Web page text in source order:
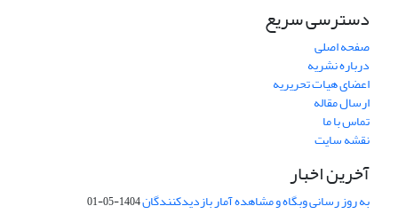
دسترسی سریع
صفحه اصلی
درباره نشریه
اعضای هیات تحریریه
ارسال مقاله
تماس با ما
نقشه سایت
آخرین اخبار
به روز رسانی وبگاه و مشاهده آمار بازدیدکنندگان1404-05-01